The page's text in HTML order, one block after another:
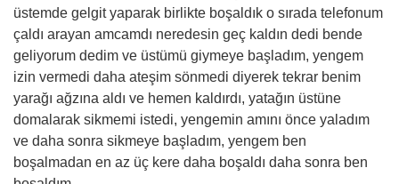
üstemde gelgit yaparak birlikte boşaldık o sırada telefonum
çaldı arayan amcamdı neredesin geç kaldın dedi bende
geliyorum dedim ve üstümü giymeye başladım, yengem
izin vermedi daha ateşim sönmedi diyerek tekrar benim
yarağı ağzına aldı ve hemen kaldırdı, yatağın üstüne
domalarak sikmemi istedi, yengemin amını önce yaladım
ve daha sonra sikmeye başladım, yengem ben
boşalmadan en az üç kere daha boşaldı daha sonra ben